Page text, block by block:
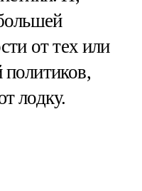
от тех или
лодку.